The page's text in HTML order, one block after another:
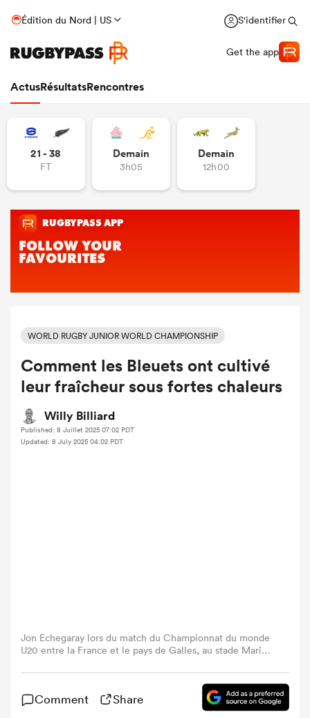
Édition du Nord | US S'identifier
Get the app
ActusRésultatsRencontres
21 - 38
FT
Demain
3h05
Demain
12h00
WORLD RUGBY JUNIOR WORLD CHAMPIONSHIP
Comment les Bleuets ont cultivé
leur fraîcheur sous fortes chaleurs
Willy Billiard
Published: 8 Juillet 2025 07:02 PDT
Updated: 8 July 2025 04:02 PDT
Jon Echegaray lors du match du Championnat du monde
U20 entre la France et le pays de Galles, au stade Mario-
Rogers / Getty Images)
Comment Share